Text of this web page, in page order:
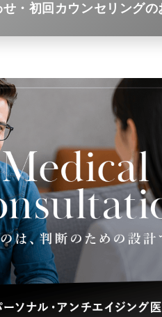
・初回カウンセリングの